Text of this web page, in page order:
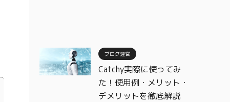
ブログ運営
Catchy実際に使ってみ
た！使用例・メリット・
デメリットを徹底解説